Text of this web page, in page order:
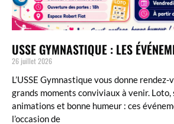
USSE GYMNASTIQUE : LES
26 juillet 2026
L’USSE Gymnastique vous donne rendez-
grands moments conviviaux à venir. Loto,
animations et bonne humeur : ces
l’occasion de